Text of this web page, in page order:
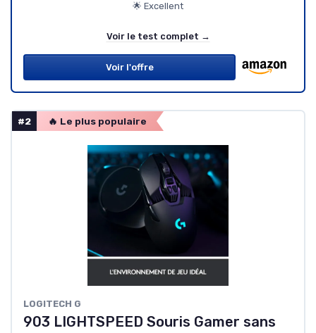
🌟 Excellent
Voir le test complet →
Voir l'offre
#2 🔥 Le plus populaire
LOGITECH G
903 LIGHTSPEED Souris Gamer sans